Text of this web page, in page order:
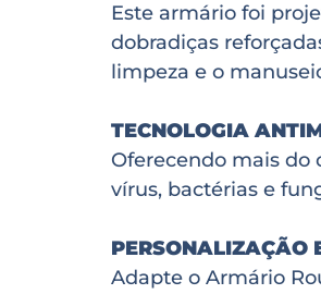
Este armário foi
dobradiças
limpeza e o
TECNOLOGIA
Oferecendo mais do
vírus, bactérias e
PERSONALIZAÇÃO
Adapte o Armário